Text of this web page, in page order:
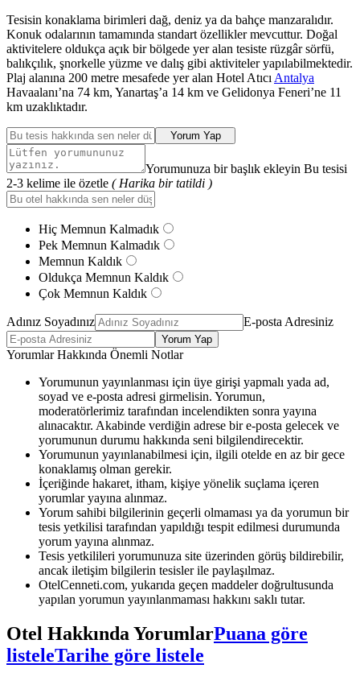
Tesisin konaklama birimleri dağ, deniz ya da bahçe manzaralıdır.
Konuk odalarının tamamında standart özellikler mevcuttur. Doğal
aktivitelere oldukça açık bir bölgede yer alan tesiste rüzgâr sörfü,
balıkçılık, şnorkelle yüzme ve dalış gibi aktiviteler yapılabilmektedir.
Plaj alanına 200 metre mesafede yer alan Hotel Atıcı Antalya
Havaalanı’na 74 km, Yanartaş’a 14 km ve Gelidonya Feneri’ne 11
km uzaklıktadır.
Yorum Yap
Yorumunuza bir başlık ekleyin Bu tesisi
2-3 kelime ile özetle ( Harika bir tatildi )
Hiç Memnun Kalmadık
Pek Memnun Kalmadık
Memnun Kaldık
Oldukça Memnun Kaldık
Çok Memnun Kaldık
Adınız Soyadınız E-posta Adresiniz
Yorum Yap
Yorumlar Hakkında Önemli Notlar
Yorumunun yayınlanması için üye girişi yapmalı yada ad,
soyad ve e-posta adresi girmelisin. Yorumun,
moderatörlerimiz tarafından incelendikten sonra yayına
alınacaktır. Akabinde verdiğin adrese bir e-posta gelecek ve
yorumunun durumu hakkında seni bilgilendirecektir.
Yorumunun yayınlanabilmesi için, ilgili otelde en az bir gece
konaklamış olman gerekir.
İçeriğinde hakaret, itham, kişiye yönelik suçlama içeren
yorumlar yayına alınmaz.
Yorum sahibi bilgilerinin geçerli olmaması ya da yorumun bir
tesis yetkilisi tarafından yapıldığı tespit edilmesi durumunda
yorum yayına alınmaz.
Tesis yetkilileri yorumunuza site üzerinden görüş bildirebilir,
ancak iletişim bilgilerin tesisler ile paylaşılmaz.
OtelCenneti.com, yukarıda geçen maddeler doğrultusunda
yapılan yorumun yayınlanmaması hakkını saklı tutar.
Otel Hakkında YorumlarPuana göre
listeleTarihe göre listele